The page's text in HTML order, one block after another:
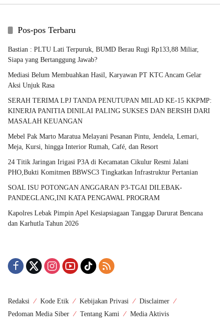
Pos-pos Terbaru
Bastian : PLTU Lati Terpuruk, BUMD Berau Rugi Rp133,88 Miliar,
Siapa yang Bertanggung Jawab?
Mediasi Belum Membuahkan Hasil, Karyawan PT KTC Ancam Gelar
Aksi Unjuk Rasa
SERAH TERIMA LPJ TANDA PENUTUPAN MILAD KE-15 KKPMP:
KINERJA PANITIA DINILAI PALING SUKSES DAN BERSIH DARI
MASALAH KEUANGAN
Mebel Pak Marto Maratua Melayani Pesanan Pintu, Jendela, Lemari,
Meja, Kursi, hingga Interior Rumah, Café, dan Resort
24 Titik Jaringan Irigasi P3A di Kecamatan Cikulur Resmi Jalani
PHO,Bukti Komitmen BBWSC3 Tingkatkan Infrastruktur Pertanian
SOAL ISU POTONGAN ANGGARAN P3-TGAI DILEBAK-
PANDEGLANG,INI KATA PENGAWAL PROGRAM
Kapolres Lebak Pimpin Apel Kesiapsiagaan Tanggap Darurat Bencana
dan Karhutla Tahun 2026
Redaksi Kode Etik Kebijakan Privasi
Disclaimer
Pedoman Media Siber
Tentang Kami Media Aktivis